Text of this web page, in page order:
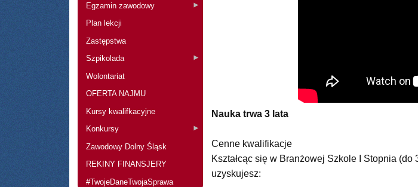
Egzamin zawodowy
Plan lekcji
Zastępstwa
Szpikolada
Wolontariat
OFERTA NAJMU
Kursy kwalifkacyjne
Konkursy
Zawodowy Dolny Śląsk
REKINY FINANSJERY
#TwojeDaneTwojaSprawa
Nauka trwa 3 lata
Cenne kwalifikacje
Kształcąc się w Branżowej Szkole I Stopnia
uzyskujesz: